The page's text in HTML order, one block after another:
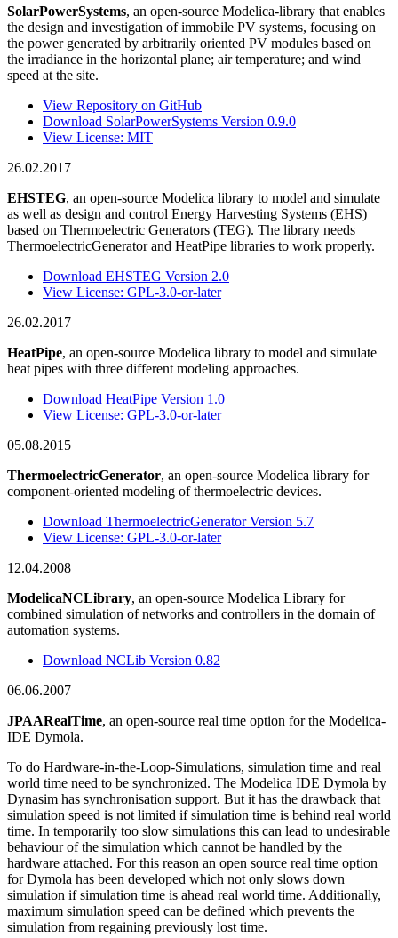
SolarPowerSystems, an open-source Modelica-library that enables
the design and investigation of immobile PV systems, focusing on
the power generated by arbitrarily oriented PV modules based on
the irradiance in the horizontal plane; air temperature; and wind
speed at the site.
View Repository on GitHub
Download SolarPowerSystems Version 0.9.0
View License: MIT
26.02.2017
EHSTEG, an open-source Modelica library to model and simulate
as well as design and control Energy Harvesting Systems (EHS)
based on Thermoelectric Generators (TEG). The library needs
ThermoelectricGenerator and HeatPipe libraries to work properly.
Download EHSTEG Version 2.0
View License: GPL-3.0-or-later
26.02.2017
HeatPipe, an open-source Modelica library to model and simulate
heat pipes with three different modeling approaches.
Download HeatPipe Version 1.0
View License: GPL-3.0-or-later
05.08.2015
ThermoelectricGenerator, an open-source Modelica library for
component-oriented modeling of thermoelectric devices.
Download ThermoelectricGenerator Version 5.7
View License: GPL-3.0-or-later
12.04.2008
ModelicaNCLibrary, an open-source Modelica Library for
combined simulation of networks and controllers in the domain of
automation systems.
Download NCLib Version 0.82
06.06.2007
JPAARealTime, an open-source real time option for the Modelica-
IDE Dymola.
To do Hardware-in-the-Loop-Simulations, simulation time and real
world time need to be synchronized. The Modelica IDE Dymola by
Dynasim has synchronisation support. But it has the drawback that
simulation speed is not limited if simulation time is behind real world
time. In temporarily too slow simulations this can lead to undesirable
behaviour of the simulation which cannot be handled by the
hardware attached. For this reason an open source real time option
for Dymola has been developed which not only slows down
simulation if simulation time is ahead real world time. Additionally,
maximum simulation speed can be defined which prevents the
simulation from regaining previously lost time.